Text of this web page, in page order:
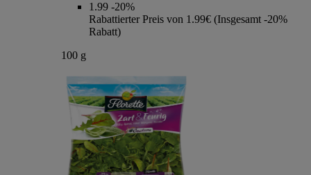
1.99 -20%
Rabattierter Preis von 1.99€ (Insgesamt -20%
Rabatt)
100 g